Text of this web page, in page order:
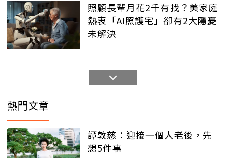
照顧長輩月花2千有找？美家庭
熱衷「AI照護宅」卻有2大隱憂
未解決
熱門文章
譚敦慈：迎接一個人老後，先
想5件事